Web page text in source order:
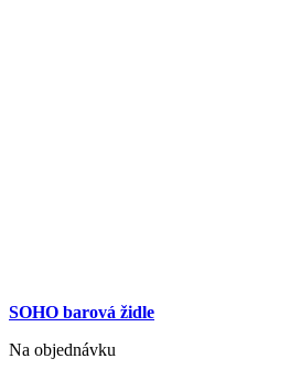
SOHO barová židle
Na objednávku